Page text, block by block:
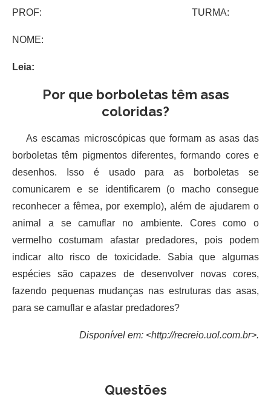
PROF: TURMA:
NOME:
Leia:
Por que borboletas têm asas
coloridas?
As escamas microscópicas que formam as asas das
borboletas têm pigmentos diferentes, formando cores e
desenhos. Isso é usado para as borboletas se
comunicarem e se identificarem (o macho consegue
reconhecer a fêmea, por exemplo), além de ajudarem o
animal a se camuflar no ambiente. Cores como o
vermelho costumam afastar predadores, pois podem
indicar alto risco de toxicidade. Sabia que algumas
espécies são capazes de desenvolver novas cores,
fazendo pequenas mudanças nas estruturas das asas,
para se camuflar e afastar predadores?
Disponível em: <http://recreio.uol.com.br>.
Questões